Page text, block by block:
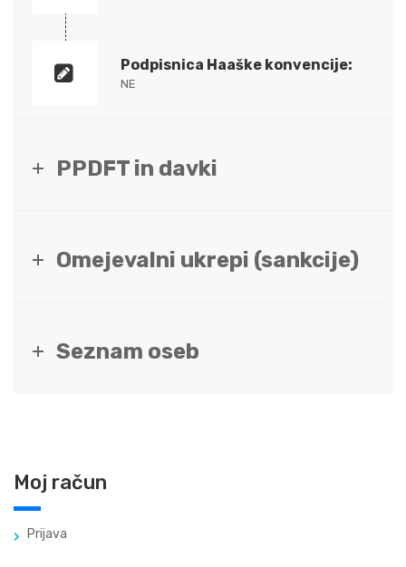
Podpisnica Haaške konvencije:
NE
PPDFT in davki
Omejevalni ukrepi (sankcije)
Seznam oseb
Moj račun
Prijava